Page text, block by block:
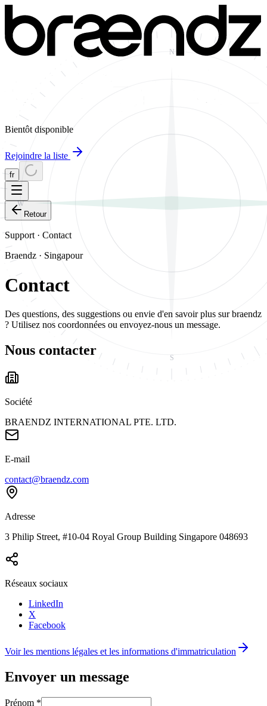
Bientôt disponible
Rejoindre la liste
fr
N
S
W
Retour
Support · Contact
Braendz · Singapour
Contact
Des questions, des suggestions ou envie d'en savoir plus sur braendz
? Utilisez nos coordonnées ou envoyez-nous un message.
Nous contacter
Société
BRAENDZ INTERNATIONAL PTE. LTD.
E-mail
contact@braendz.com
Adresse
3 Philip Street, #10-04 Royal Group Building Singapore 048693
Réseaux sociaux
LinkedIn
X
Facebook
Voir les mentions légales et les informations d'immatriculation
Envoyer un message
Prénom *